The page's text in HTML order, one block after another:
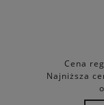
Cena
Najniższa